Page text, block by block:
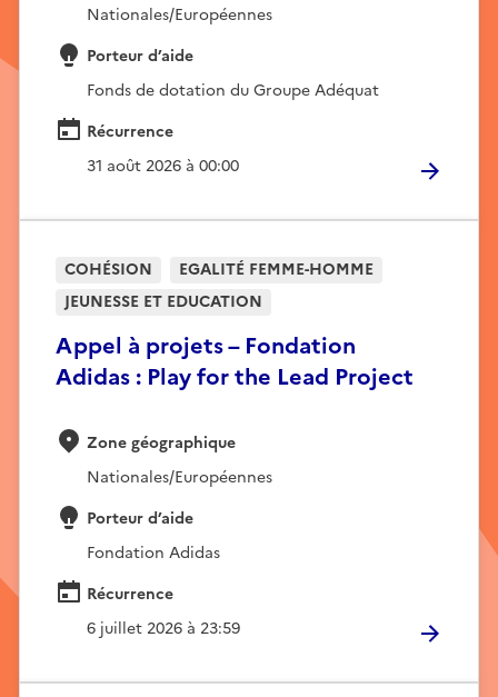
Nationales/Européennes
Porteur d’aide
Fonds de dotation du Groupe Adéquat
Récurrence
31 août 2026 à 00:00
Appel à projets – Fondation
Adidas : Play for the Lead Project
COHÉSION
EGALITÉ FEMME-HOMME
JEUNESSE ET EDUCATION
Zone géographique
Nationales/Européennes
Porteur d’aide
Fondation Adidas
Récurrence
6 juillet 2026 à 23:59